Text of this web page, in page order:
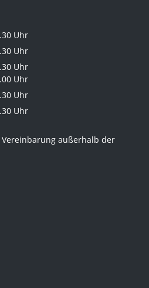
Uhr
Uhr
Uhr
Uhr
Uhr
Uhr
außerhalb der